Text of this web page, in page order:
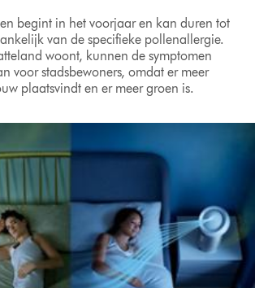
begint in het voorjaar en kan duren tot
van de specifieke pollenallergie.
woont, kunnen de symptomen
voor stadsbewoners, omdat er meer
plaatsvindt en er meer groen is.